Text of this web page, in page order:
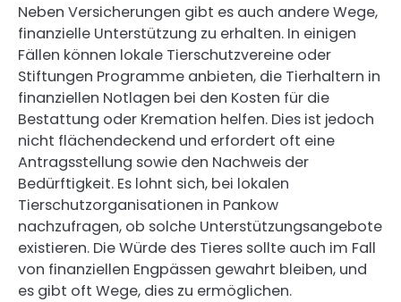
Neben Versicherungen gibt es auch andere Wege,
finanzielle Unterstützung zu erhalten. In einigen
Fällen können lokale Tierschutzvereine oder
Stiftungen Programme anbieten, die Tierhaltern in
finanziellen Notlagen bei den Kosten für die
Bestattung oder Kremation helfen. Dies ist jedoch
nicht flächendeckend und erfordert oft eine
Antragsstellung sowie den Nachweis der
Bedürftigkeit. Es lohnt sich, bei lokalen
Tierschutzorganisationen in Pankow
nachzufragen, ob solche Unterstützungsangebote
existieren. Die Würde des Tieres sollte auch im Fall
von finanziellen Engpässen gewahrt bleiben, und
es gibt oft Wege, dies zu ermöglichen.